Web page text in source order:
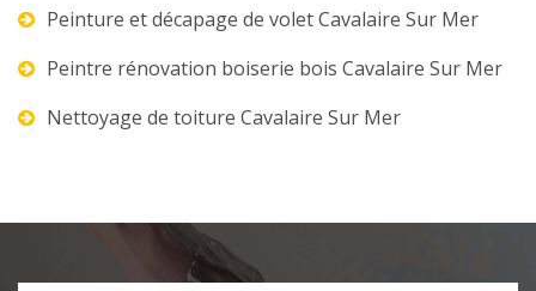
Peinture et décapage de volet Cavalaire Sur Mer
Peintre rénovation boiserie bois Cavalaire Sur Mer
Nettoyage de toiture Cavalaire Sur Mer